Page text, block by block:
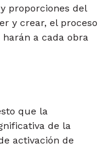
proporciones del
y crear, el proceso
a cada obra
que la
de la
activación de